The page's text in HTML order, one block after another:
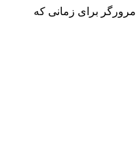
برای زمانی که